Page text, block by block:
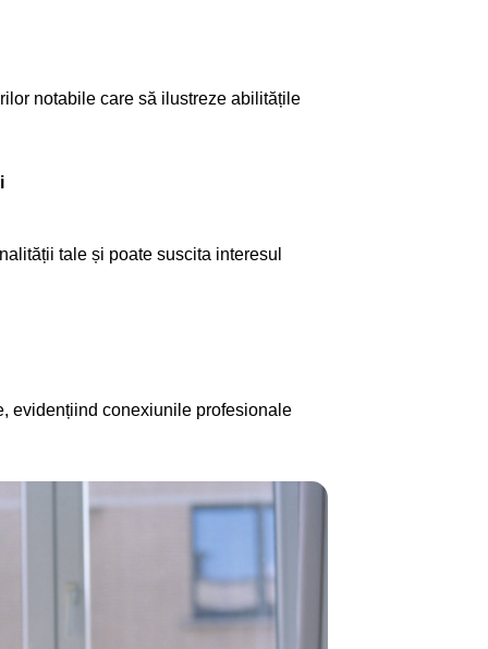
notabile care să ilustreze abilitățile
tale și poate suscita interesul
evidențiind conexiunile profesionale